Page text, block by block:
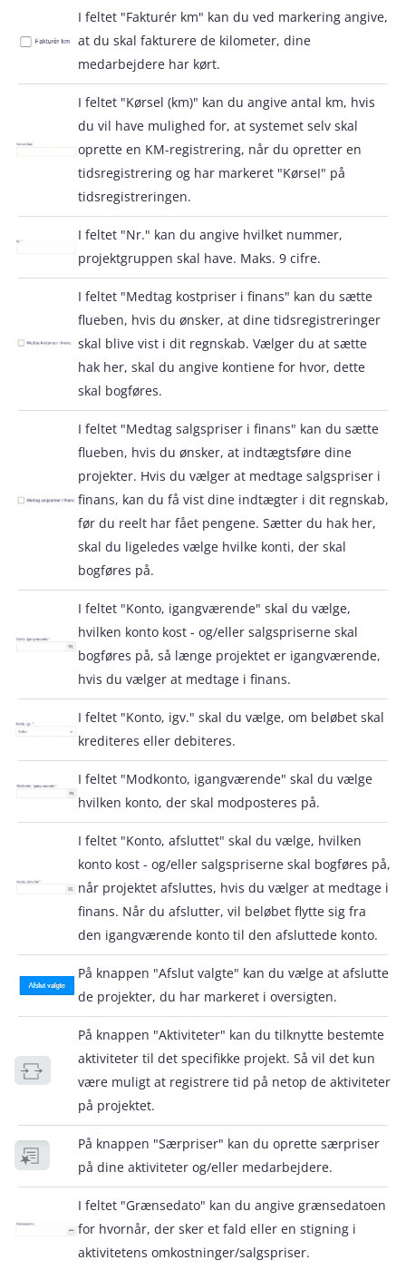
I feltet "Fakturér km" kan du ved markering angive,
at du skal fakturere de kilometer, dine
medarbejdere har kørt.
I feltet "Kørsel (km)" kan du angive antal km, hvis
du vil have mulighed for, at systemet selv skal
oprette en KM-registrering, når du opretter en
tidsregistrering og har markeret "KørseI" på
tidsregistreringen.
I feltet "Nr." kan du angive hvilket nummer,
projektgruppen skal have. Maks. 9 cifre.
I feltet "Medtag kostpriser i finans" kan du sætte
flueben, hvis du ønsker, at dine tidsregistreringer
skal blive vist i dit regnskab. Vælger du at sætte
hak her, skal du angive kontiene for hvor, dette
skal bogføres.
I feltet "Medtag salgspriser i finans" kan du sætte
flueben, hvis du ønsker, at indtægtsføre dine
projekter. Hvis du vælger at medtage salgspriser i
finans, kan du få vist dine indtægter i dit regnskab,
før du reelt har fået pengene. Sætter du hak her,
skal du ligeledes vælge hvilke konti, der skal
bogføres på.
I feltet "Konto, igangværende" skal du vælge,
hvilken konto kost - og/eller salgspriserne skal
bogføres på, så længe projektet er igangværende,
hvis du vælger at medtage i finans.
I feltet "Konto, igv." skal du vælge, om beløbet skal
krediteres eller debiteres.
I feltet "Modkonto, igangværende" skal du vælge
hvilken konto, der skal modposteres på.
I feltet "Konto, afsluttet" skal du vælge, hvilken
konto kost - og/eller salgspriserne skal bogføres på,
når projektet afsluttes, hvis du vælger at medtage i
finans. Når du afslutter, vil beløbet flytte sig fra
den igangværende konto til den afsluttede konto.
På knappen "Afslut valgte" kan du vælge at afslutte
de projekter, du har markeret i oversigten.
På knappen "Aktiviteter" kan du tilknytte bestemte
aktiviteter til det specifikke projekt. Så vil det kun
være muligt at registrere tid på netop de aktiviteter
på projektet.
På knappen "Særpriser" kan du oprette særpriser
på dine aktiviteter og/eller medarbejdere.
I feltet "Grænsedato" kan du angive grænsedatoen
for hvornår, der sker et fald eller en stigning i
aktivitetens omkostninger/salgspriser.